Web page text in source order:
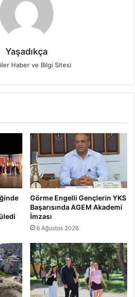
Yaşadıkça
Haber ve Bilgi Sitesi
Görme Engelli Gençlerin YKS
Başarısında AGEM Akademi
İmzası
6 Ağustos 2026